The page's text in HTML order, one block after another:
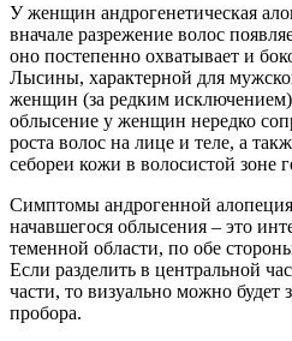
У женщин андрогенетическая
вначале разрежение волос
оно постепенно охватывает и
Лысины, характерной для
женщин (за редким исключением)
облысение у женщин нередко
роста волос на лице и теле, а
себореи кожи в волосистой зоне
Симптомы андрогенной
начавшегося облысения – это
теменной области, по обе
Если разделить в центральной
части, то визуально можно будет
пробора.